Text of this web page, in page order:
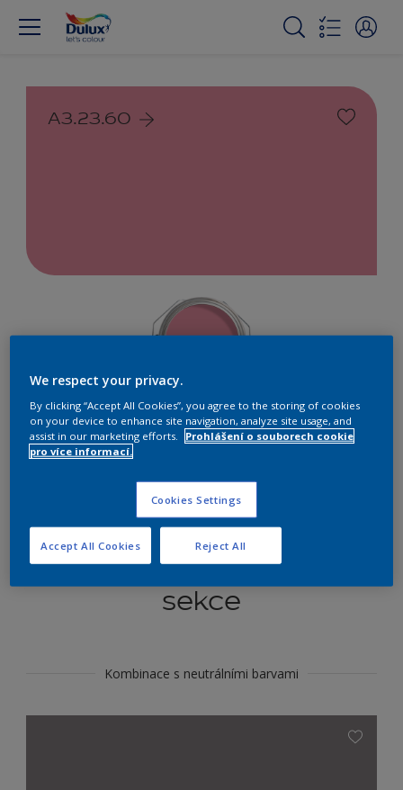
A3.23.60
Najít výrobek v tomto odstínu
Koordinovat barevné
sekce
Kombinace s neutrálními barvami
We respect your privacy.
By clicking “Accept All Cookies”, you agree to the storing of cookies
on your device to enhance site navigation, analyze site usage, and
assist in our marketing efforts.
Prohlášení o souborech cookie
pro více informací.
Cookies Settings
Reject All
Accept All Cookies